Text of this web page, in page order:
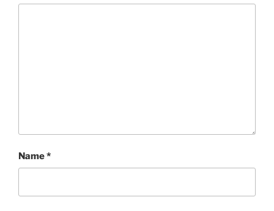
Name*